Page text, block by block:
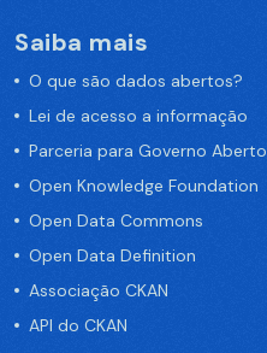
Saiba mais
O que são dados abertos?
Lei de acesso a informação
Parceria para Governo Aberto
Open Knowledge Foundation
Open Data Commons
Open Data Definition
Associação CKAN
API do CKAN